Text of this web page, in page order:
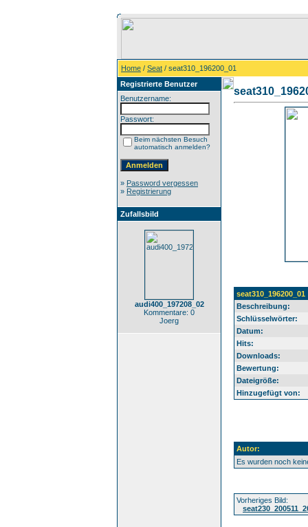
Home / Seat / seat310_196200_01
Registrierte Benutzer
Benutzername:
Passwort:
Beim nächsten Besuch
automatisch anmelden?
» Password vergessen
» Registrierung
Zufallsbild
audi400_197208_02
Kommentare: 0
Joerg
seat310_196200_01
Beschreibung:
Schlüsselwörter:
Datum:
Hits:
Downloads:
Bewertung:
Dateigröße:
Hinzugefügt von:
Autor:
Es wurden noch
Vorheriges Bild: